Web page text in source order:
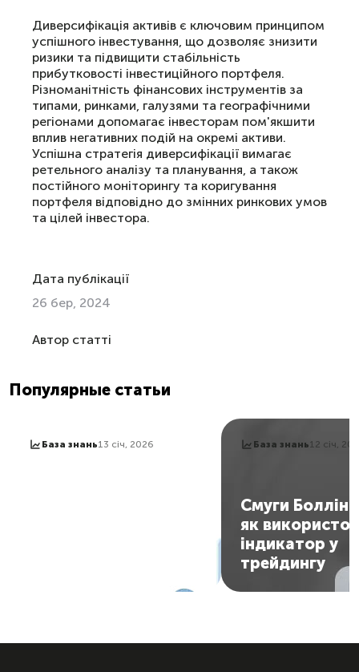
Диверсифікація активів є ключовим принципом
успішного інвестування, що дозволяє знизити
ризики та підвищити стабільність
прибутковості інвестиційного портфеля.
Різноманітність фінансових інструментів за
типами, ринками, галузями та географічними
регіонами допомагає інвесторам пом'якшити
вплив негативних подій на окремі активи.
Успішна стратегія диверсифікації вимагає
ретельного аналізу та планування, а також
постійного моніторингу та коригування
портфеля відповідно до змінних ринкових умов
та цілей інвестора.
Дата публікації
26 бер, 2024
Автор статті
Популярные статьи
База знань13 січ, 2026 База знань12 січ,
Смуги
як
індикатор у
трейдингу